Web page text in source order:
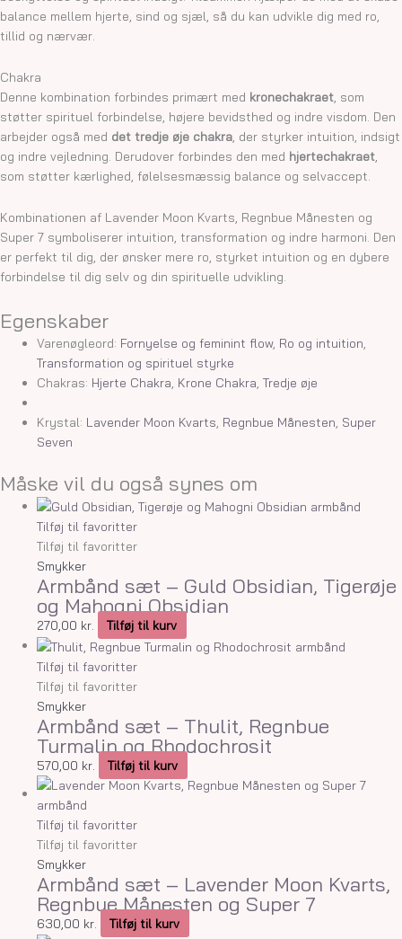
balance mellem hjerte, sind og sjæl, så du kan udvikle dig med ro,
tillid og nærvær.
Chakra
Denne kombination forbindes primært med kronechakraet , som
støtter spirituel forbindelse, højere bevidsthed og indre visdom. Den
arbejder også med det tredje øje chakra , der styrker intuition, indsigt
og indre vejledning. Derudover forbindes den med hjertechakraet
som støtter kærlighed, følelsesmæssig balance og selvaccept.
Kombinationen af Lavender Moon Kvarts, Regnbue Månesten og
Super 7 symboliserer intuition, transformation og indre harmoni. Den
er perfekt til dig, der ønsker mere ro, styrket intuition og en dybere
forbindelse til dig selv og din spirituelle udvikling.
Egenskaber
Varenøgleord: Fornyelse og feminint flow, Ro og intuition
Transformation og spirituel styrke
Chakras: Hjerte Chakra Krone Chakra ,Tredje øje
Krystal: Lavender Moon Kvarts Regnbue Månesten Super
Seven
Måske vil du også synes om
Tilføj til favoritter
Tilføj til favoritter
Smykker
Armbånd sæt – Guld Obsidian, Tigerøje
og Mahogni Obsidian
270,00 kr. Tilføj til kurv
Tilføj til favoritter
Tilføj til favoritter
Smykker
Armbånd sæt – Thulit, Regnbue
Turmalin og Rhodochrosit
570,00 kr. Tilføj til kurv
Tilføj til favoritter
Tilføj til favoritter
Smykker
Armbånd sæt – Lavender Moon Kvarts,
Regnbue Månesten og Super 7
630,00 kr. Tilføj til kurv